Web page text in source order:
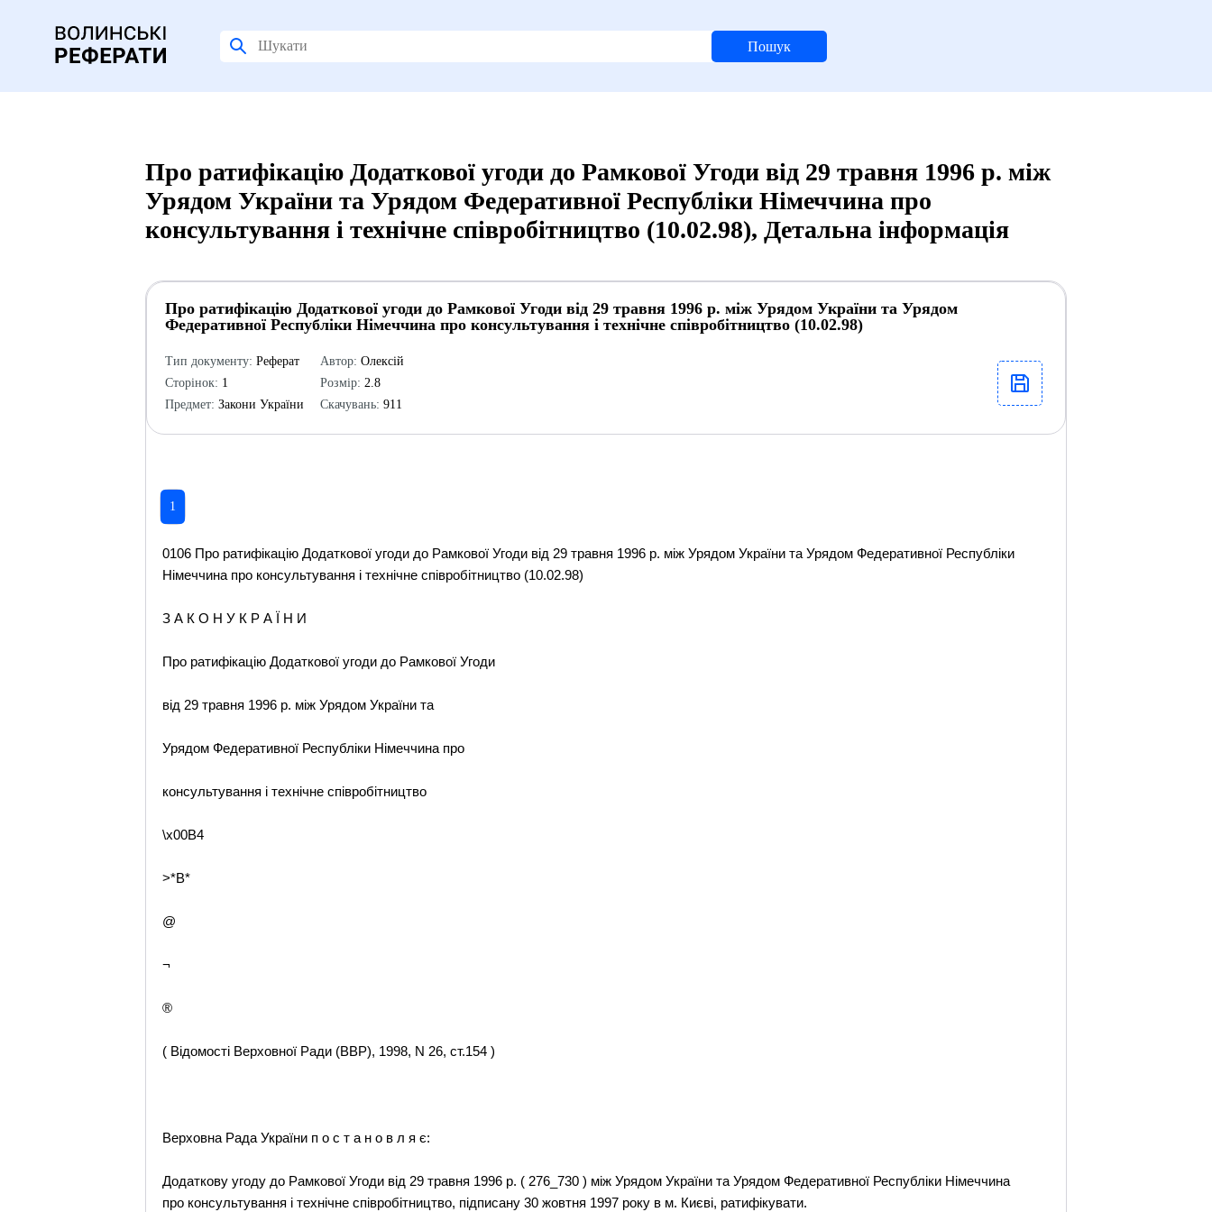
Пошук
Про ратифікацію Додаткової угоди до Рамкової Угоди від 29 травня 1996 р. між
Урядом України та Урядом Федеративної Республіки Німеччина про
консультування і технічне співробітництво (10.02.98), Детальна інформація
Про ратифікацію Додаткової угоди до Рамкової Угоди від 29 травня 1996 р. між Урядом України та Урядом
Федеративної Республіки Німеччина про консультування і технічне співробітництво (10.02.98)
Тип документу: Реферат
Сторінок: 1
Предмет: Закони України
Автор: Олексій
Розмір: 2.8
Скачувань: 911
1
0106 Про ратифікацію Додаткової угоди до Рамкової Угоди від 29 травня 1996 р. між Урядом України та Урядом Федеративної Республіки
Німеччина про консультування і технічне співробітництво (10.02.98)
З А К О Н У К Р А Ї Н И
Про ратифікацію Додаткової угоди до Рамкової Угоди
від 29 травня 1996 р. між Урядом України та
Урядом Федеративної Республіки Німеччина про
консультування і технічне співробітництво
\x00B4
>*B*
@
¬
®
( Відомості Верховної Ради (ВВР), 1998, N 26, ст.154 )
Верховна Рада України п о с т а н о в л я є:
Додаткову угоду до Рамкової Угоди від 29 травня 1996 р. ( 276_730 ) між Урядом України та Урядом Федеративної Республіки Німеччина
про консультування і технічне співробітництво, підписану 30 жовтня 1997 року в м. Києві, ратифікувати.